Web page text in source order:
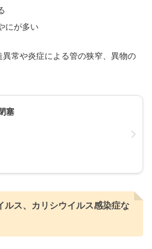
にが多い
常や炎症による管の狭窄、異物の
塞
ルス、カリシウイルス感染症な